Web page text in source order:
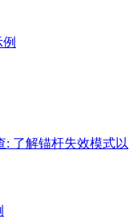
了解锚杆失效模式以